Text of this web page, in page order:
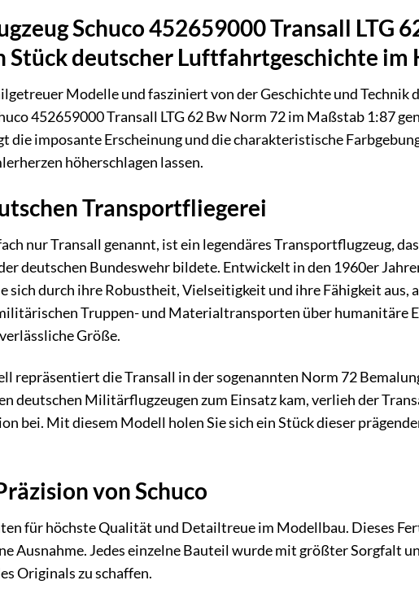
Schuco 452659000 Transall LTG
Stück deutscher Luftfahrtgeschichte
Modelle und fasziniert von der Geschichte und
452659000 Transall LTG 62 Bw Norm 72 im Maßstab 1:87
die imposante Erscheinung und die charakteristische
höherschlagen lassen.
Transportfliegerei
nur Transall genannt, ist ein legendäres Transportflugzeug,
deutschen Bundeswehr bildete. Entwickelt in den 1960er
sich durch ihre Robustheit, Vielseitigkeit und ihre Fähigkeit aus,
Truppen- und Materialtransporten über humanitäre
Größe.
repräsentiert die Transall in der sogenannten Norm 72
deutschen Militärflugzeugen zum Einsatz kam, verlieh der
bei. Mit diesem Modell holen Sie sich ein Stück dieser
von Schuco
für höchste Qualität und Detailtreue im Modellbau. Dieses
Ausnahme. Jedes einzelne Bauteil wurde mit größter Sorgfalt
Originals zu schaffen.